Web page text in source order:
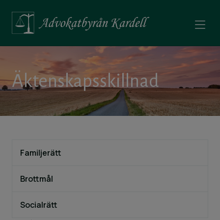
Äktenskapsskillnad
Familjerätt
Brottmål
Socialrätt